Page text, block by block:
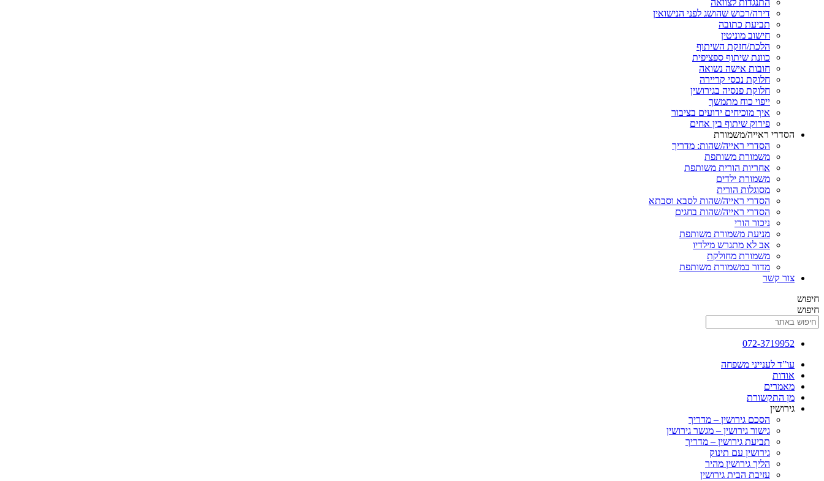
התנגדות לצוואה
דירה/רכוש שהושג לפני הנישואין
תביעת כתובה
חישוב מוניטין
הלכת/חזקת השיתוף
כוונת שיתוף ספציפית
חובות אישה נשואה
חלוקת נכסי קריירה
חלוקת פנסיה בגירושין
ייפוי כוח מתמשך
איך מוכיחים ידועים בציבור
פירוק שיתוף בין אחים
הסדרי ראייה/משמורת
הסדרי ראייה/שהות: מדריך
משמורת משותפת
אחריות הורית משותפת
משמורת ילדים
מסוגלות הורית
הסדרי ראייה/שהות לסבא וסבתא
הסדרי ראייה/שהות בחגים
ניכור הורי
מניעת משמורת משותפת
אב לא מתגרש מילדיו
משמורת מחולקת
מדור במשמורת משותפת
צור קשר
חיפוש
חיפוש
072-3719952
עו”ד לענייני משפחה
אודות
מאמרים
מן התקשורת
גירושין
הסכם גירושין – מדריך
גישור גירושין – מגשר גירושין
תביעת גירושין – מדריך
גירושין עם תינוק
הליך גירושין מהיר
עזיבת הבית גירושין